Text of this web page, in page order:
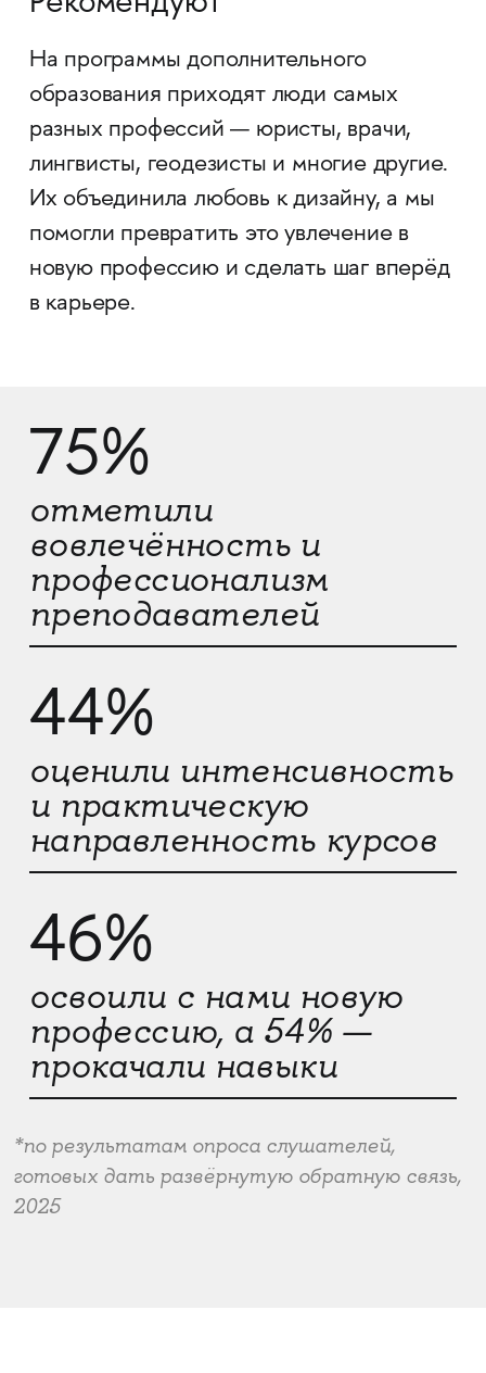
На программы дополнительного
образования приходят люди самых
разных профессий — юристы, врачи,
лингвисты, геодезисты и многие другие.
Их объединила любовь к дизайну, а мы
помогли превратить это увлечение в
новую профессию и сделать шаг вперёд
в карьере.
75%
отметили
вовлечённость и
профессионализм
преподавателей
44%
оценили интенсивность
и практическую
направленность курсов
46%
освоили с нами новую
профессию, а 54% —
прокачали навыки
*по результатам опроса слушателей,
готовых дать развёрнутую обратную связь,
2025